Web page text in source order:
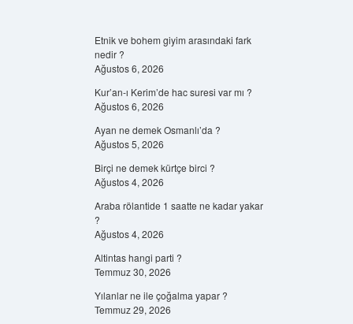
Etnik ve bohem giyim arasındaki fark
nedir ?
Ağustos 6, 2026
Kur’an-ı Kerim’de hac suresi var mı ?
Ağustos 6, 2026
Ayan ne demek Osmanlı’da ?
Ağustos 5, 2026
Birçi ne demek kürtçe birci ?
Ağustos 4, 2026
Araba rölantide 1 saatte ne kadar yakar
?
Ağustos 4, 2026
Altintas hangi parti ?
Temmuz 30, 2026
Yılanlar ne ile çoğalma yapar ?
Temmuz 29, 2026